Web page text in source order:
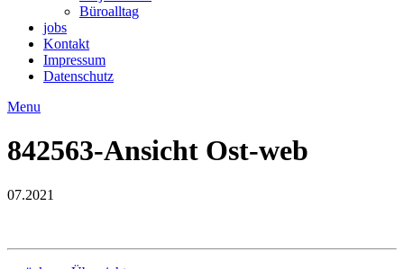
Büroalltag
jobs
Kontakt
Impressum
Datenschutz
Menu
842563-Ansicht Ost-web
07.2021